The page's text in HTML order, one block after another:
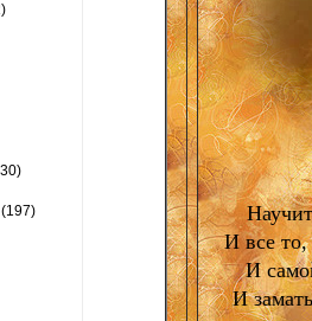
(197)
И все то,
И
И